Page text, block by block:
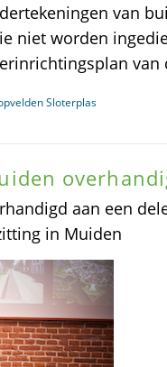
van
niet worden
van
Sloterplas
aan een
in Muiden